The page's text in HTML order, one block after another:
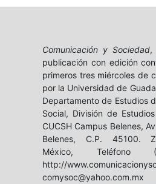
Comunicación y Sociedad,
publicación con edición
primeros tres miércoles de
por la Universidad de
Departamento de Estudios
Social, División de
CUCSH Campus Belenes,
Belenes, C.P. 45100.
México, Teléfono
http://